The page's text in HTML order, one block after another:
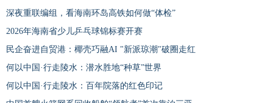
深夜重联编组，看海南环岛高铁如何做“体检”
2026年海南省少儿乒乓球锦标赛开赛
民企奋进自贸港：椰壳巧融AI "新派琼潮"破圈走红
何以中国·行走陵水：潜水胜地“种草”世界
何以中国·行走陵水：百年院落的红色印记